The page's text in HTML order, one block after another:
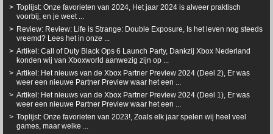
Toplijst: Onze favorieten van 2024, Het jaar 2024 is alweer praktisch
voorbij, en je weet ...
Review: Review: Life is Strange: Double Exposure, Is het leven nog steeds
vreemd? Lees het in onze ...
Artikel: Call of Duty Black Ops 6 Launch Party, Dankzij Xbox Nederland
konden wij van Xboxworld aanwezig zijn op ...
Artikel: Het nieuws van de Xbox Partner Preview 2024 (Deel 2), Er was
weer een nieuwe Partner Preview waar het een ...
Artikel: Het nieuws van de Xbox Partner Preview 2024 (Deel 1), Er was
weer een nieuwe Partner Preview waar het een ...
Toplijst: Onze favorieten van 2023!, Zoals elk jaar spelen wij heel veel
games, maar welke ...